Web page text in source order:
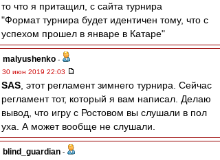
то что я притащил, с сайта турнира
"Формат турнира будет идентичен тому, что с
успехом прошел в январе в Катаре"
malyushenko -
30 июн 2019 22:03
SAS , этот регламент зимнего турнира. Сейчас
регламент тот, который я вам написал. Делаю
вывод, что игру с Ростовом вы слушали в пол
уха. А может вообще не слушали.
blind_guardian -